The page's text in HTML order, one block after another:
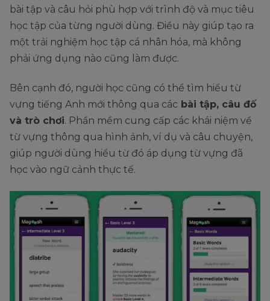
bài tập và câu hỏi phù hợp với trình độ và mục tiêu
học tập của từng người dùng. Điều này giúp tạo ra
một trải nghiệm học tập cá nhân hóa, mà không
phải ứng dụng nào cũng làm được.
Bên cạnh đó, người học cũng có thể tìm hiểu từ
vựng tiếng Anh mới thông qua các bài tập, câu đố
và trò chơi. Phần mềm cung cấp các khái niệm về
từ vựng thông qua hình ảnh, ví dụ và câu chuyện,
giúp người dùng hiểu từ đó áp dụng từ vựng đã
học vào ngữ cảnh thực tế.